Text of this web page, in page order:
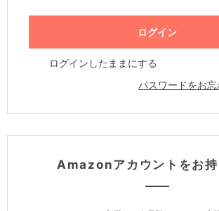
ログインしたままにする
パスワードをお
Amazonアカウントをお持